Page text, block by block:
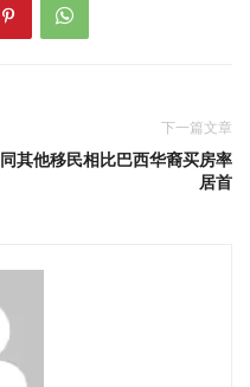
下一篇文章
同其他移民相比巴西华裔买房率
居首